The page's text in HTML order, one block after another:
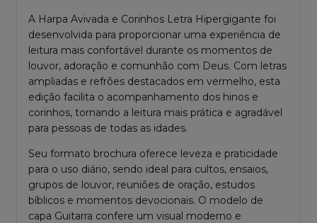
A Harpa Avivada e Corinhos Letra Hipergigante foi
desenvolvida para proporcionar uma experiência de
leitura mais confortável durante os momentos de
louvor, adoração e comunhão com Deus. Com letras
ampliadas e refrões destacados em vermelho, esta
edição facilita o acompanhamento dos hinos e
corinhos, tornando a leitura mais prática e agradável
para pessoas de todas as idades.
Seu formato brochura oferece leveza e praticidade
para o uso diário, sendo ideal para cultos, ensaios,
grupos de louvor, reuniões de oração, estudos
bíblicos e momentos devocionais. O modelo de
capa Guitarra confere um visual moderno e